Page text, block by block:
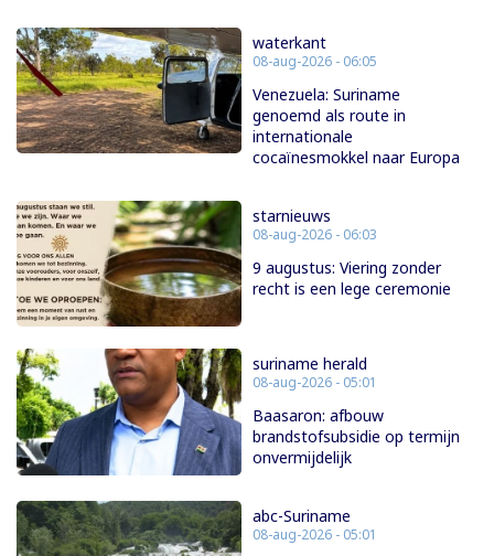
waterkant
08-aug-2026 - 06:05
Venezuela: Suriname
genoemd als route in
internationale
cocaïnesmokkel naar Europa
starnieuws
08-aug-2026 - 06:03
9 augustus: Viering zonder
recht is een lege ceremonie
suriname herald
08-aug-2026 - 05:01
Baasaron: afbouw
brandstofsubsidie op termijn
onvermijdelijk
abc-Suriname
08-aug-2026 - 05:01